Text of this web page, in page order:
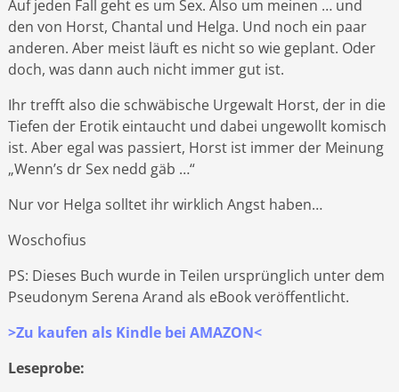
Auf jeden Fall geht es um Sex. Also um meinen … und
den von Horst, Chantal und Helga. Und noch ein paar
anderen. Aber meist läuft es nicht so wie geplant. Oder
doch, was dann auch nicht immer gut ist.
Ihr trefft also die schwäbische Urgewalt Horst, der in die
Tiefen der Erotik eintaucht und dabei ungewollt komisch
ist. Aber egal was passiert, Horst ist immer der Meinung
„Wenn’s dr Sex nedd gäb …“
Nur vor Helga solltet ihr wirklich Angst haben…
Woschofius
PS: Dieses Buch wurde in Teilen ursprünglich unter dem
Pseudonym Serena Arand als eBook veröffentlicht.
>Zu kaufen als Kindle bei AMAZON<
Leseprobe: